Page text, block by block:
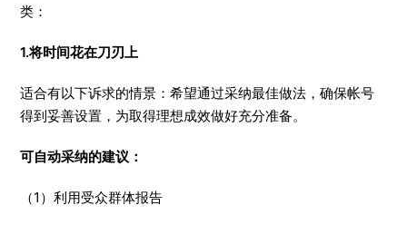
类：
1.将时间花在刀刃上
适合有以下诉求的情景：希望通过采纳最佳做法，确保帐号
得到妥善设置，为取得理想成效做好充分准备。
可自动采纳的建议：
（1）利用受众群体报告